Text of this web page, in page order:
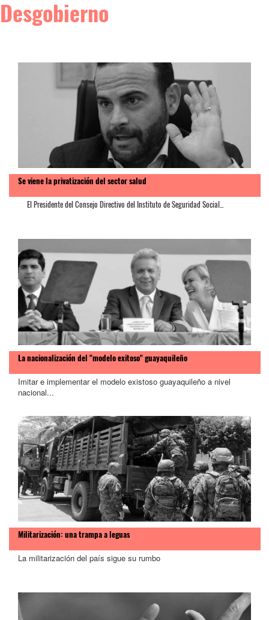
Desgobierno
Se viene la privatización del sector salud
El Presidente del Consejo Directivo del Instituto de Seguridad Social...
La nacionalización del "modelo exitoso" guayaquileño
Imitar e implementar el modelo existoso guayaquileño a nivel
nacional...
Militarización: una trampa a leguas
La militarización del país sigue su rumbo